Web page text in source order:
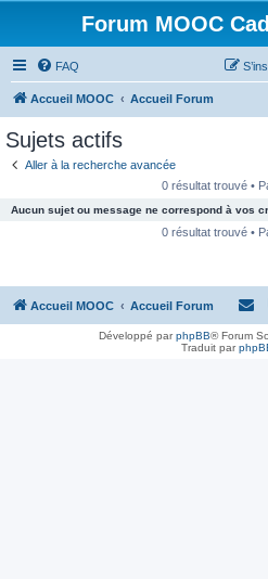
Forum MOOC
FAQ
Accueil MOOC Accueil Forum
Sujets actifs
Aller à la recherche avancée
0 résultat trouvé •
Aucun sujet ou message ne correspond à vos
0 résultat trouvé •
Accueil MOOC Accueil Forum
Développé parphpBB® Forum
Traduit par